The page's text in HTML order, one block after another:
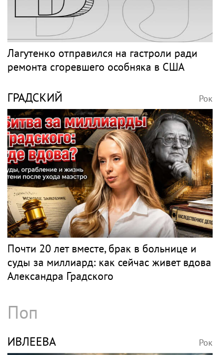
Лагутенко отправился на гастроли ради
ремонта сгоревшего особняка в США
ГРАДСКИЙ Рок
Почти 20 лет вместе, брак в больнице и
суды за миллиард: как сейчас живет вдова
Александра Градского
Поп
ИВЛЕЕВА Рок